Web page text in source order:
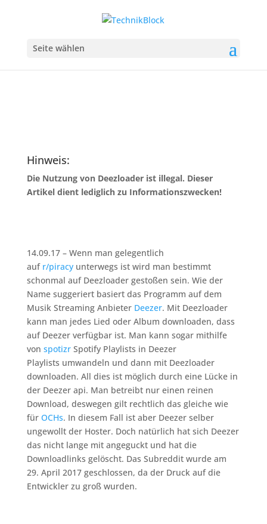
Seite wählen
Hinweis:
Die Nutzung von Deezloader ist illegal. Dieser
Artikel dient lediglich zu Informationszwecken!
14.09.17 – Wenn man gelegentlich
auf r/piracyunterwegs ist wird man bestimmt
schonmal auf Deezloader gestoßen sein. Wie der
Name suggeriert basiert das Programm auf dem
Musik Streaming Anbieter Deezer. Mit Deezloader
kann man jedes Lied oder Album downloaden, dass
auf Deezer verfügbar ist. Man kann sogar mithilfe
von spotizrSpotify Playlists in Deezer
Playlists umwandeln und dann mit Deezloader
downloaden. All dies ist möglich durch eine Lücke in
der Deezer api. Man betreibt nur einen reinen
Download, deswegen gilt rechtlich das gleiche wie
für OCHs. In diesem Fall ist aber Deezer selber
ungewollt der Hoster. Doch natürlich hat sich Deezer
das nicht lange mit angeguckt und hat die
Downloadlinks gelöscht. Das Subreddit wurde am
29. April 2017 geschlossen, da der Druck auf die
Entwickler zu groß wurden.